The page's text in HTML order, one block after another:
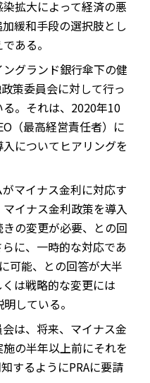
拡大によって経済の悪
緩和手段の選択肢とし
ある。
グランド銀行傘下の健
策委員会に対して行っ
。それは、2020年10
（最高経営責任者）に
についてヒアリングを
マイナス金利に対応す
イナス金利政策を導入
の変更が必要、との回
に、一時的な対応であ
可能、との回答が大半
は戦略的な変更には
している。
は、将来、マイナス金
の半年以上前にそれを
するようにPRAに要請